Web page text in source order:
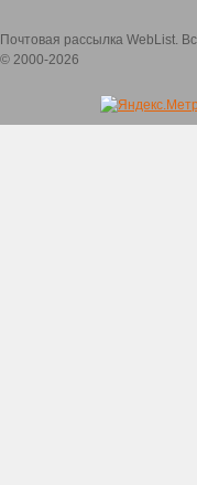
Почтовая рассылка WebList.
© 2000-2026